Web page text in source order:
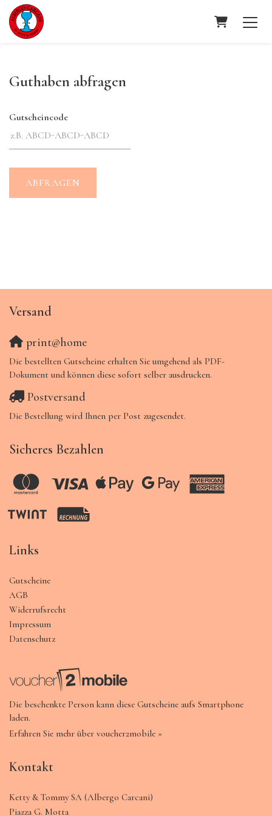
Warenkorb
Guthaben abfragen
Gutscheincode
ABFRAGEN
Versand
print@home
Die bestellten Gutscheine erhalten Sie umgehend als PDF-
Dokument und können diese sofort selber ausdrucken.
Postversand
Die Bestellung wird Ihnen per Post zugesendet.
Sicheres Bezahlen
Links
Gutscheine
AGB
Widerrufsrecht
Impressum
Datenschutz
Die beschenkte Person kann diese Gutscheine aufs Smartphone
laden.
Erfahren Sie mehr über voucher2mobile »
Kontakt
Ketty & Tommy SA (Albergo Carcani)
Piazza G. Motta